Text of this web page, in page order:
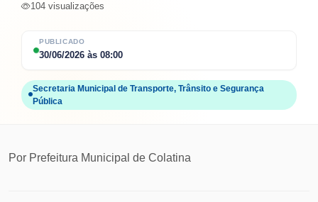
PUBLICADO
30/06/2026 às 08:00
Secretaria Municipal de Transporte, Trânsito e Segurança
Pública
104 visualizações
Por Prefeitura Municipal de Colatina